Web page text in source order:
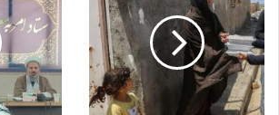
و
د
ر
ا
و
ا